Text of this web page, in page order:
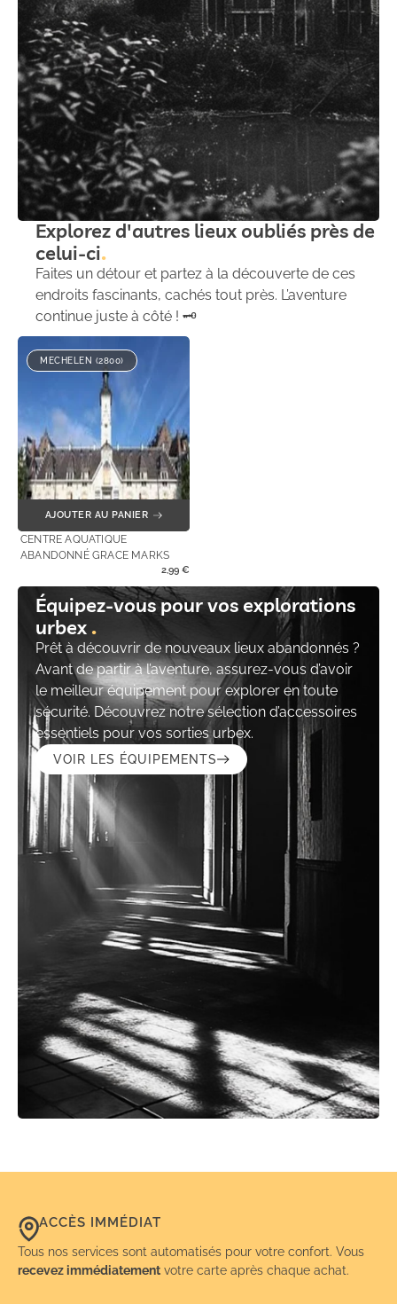
Explorez d'autres lieux oubliés près de
celui-ci
Faites un détour et partez à la découverte de ces
endroits fascinants, cachés tout près. L’aventure
continue juste à côté ! 🗝️
MECHELEN (2800)
AJOUTER AU PANIER
CENTRE AQUATIQUE
ABANDONNÉ GRACE MARKS
2,99 €
Équipez-vous pour vos explorations
urbex
Prêt à découvrir de nouveaux lieux abandonnés ?
Avant de partir à l’aventure, assurez-vous d’avoir
le meilleur équipement pour explorer en toute
sécurité. Découvrez notre sélection d’accessoires
essentiels pour vos sorties urbex.
VOIR LES ÉQUIPEMENTS
ACCÈS IMMÉDIAT
Tous nos services sont automatisés pour votre confort. Vous
recevez immédiatement votre carte après chaque achat.